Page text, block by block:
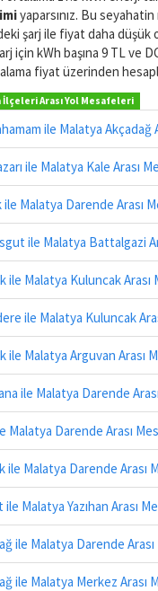
yaparsınız. Bu
şarj ile fiyat daha düşük
için kWh başına 9 TL ve
fiyat üzerinden
İlçeleri Arası Yol Mesafeleri
ile Malatya
ile Malatya Kale Arası
ile Malatya Darende Arası
ile Malatya Battalgazi
ile Malatya Kuluncak
ile Malatya Kuluncak
ile Malatya Arguvan Arası
ile Malatya Darende
Malatya Darende Arası
ile Malatya Darende Arası
Malatya Yazıhan Arası
ile Malatya Darende
ile Malatya Merkez Arası